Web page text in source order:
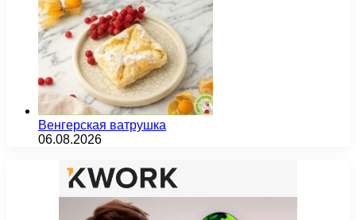
Венгерская ватрушка
06.08.2026